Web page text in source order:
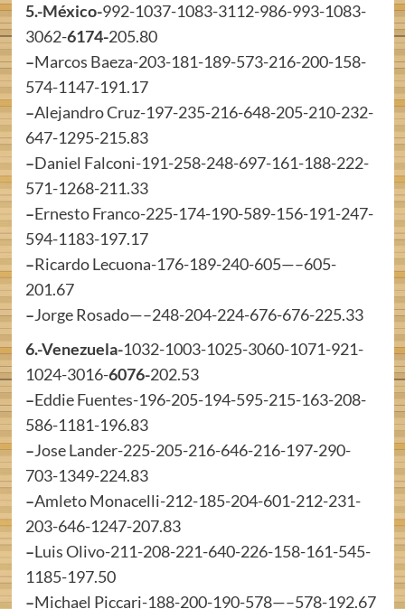
5.-México-992-1037-1083-3112-986-993-1083-
3062-6174-205.80
–Marcos Baeza-203-181-189-573-216-200-158-
574-1147-191.17
–Alejandro Cruz-197-235-216-648-205-210-232-
647-1295-215.83
–Daniel Falconi-191-258-248-697-161-188-222-
571-1268-211.33
–Ernesto Franco-225-174-190-589-156-191-247-
594-1183-197.17
–Ricardo Lecuona-176-189-240-605—–605-
201.67
–Jorge Rosado—–248-204-224-676-676-225.33
6.-Venezuela-1032-1003-1025-3060-1071-921-
1024-3016-6076-202.53
–Eddie Fuentes-196-205-194-595-215-163-208-
586-1181-196.83
–Jose Lander-225-205-216-646-216-197-290-
703-1349-224.83
–Amleto Monacelli-212-185-204-601-212-231-
203-646-1247-207.83
–Luis Olivo-211-208-221-640-226-158-161-545-
1185-197.50
–Michael Piccari-188-200-190-578—–578-192.67